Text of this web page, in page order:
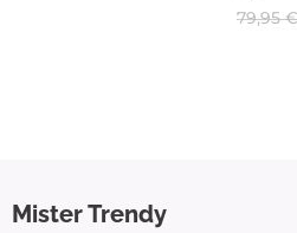
79,95
Mister Trendy